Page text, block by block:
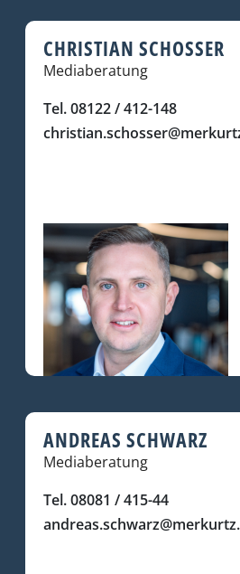
CHRISTIAN SCHOSSER
Mediaberatung
Tel. 08122 / 412-148
ANDREAS SCHWARZ
Mediaberatung
Tel. 08081 / 415-44